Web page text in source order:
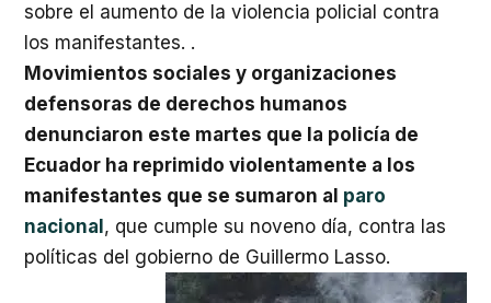
sobre el aumento de la violencia policial contra
los manifestantes. .
Movimientos sociales y organizaciones
defensoras de derechos humanos
denunciaron este martes que la policía de
Ecuador ha reprimido violentamente a los
manifestantes que se sumaron al paro
nacional , que cumple su noveno día, contra las
políticas del gobierno de Guillermo Lasso.